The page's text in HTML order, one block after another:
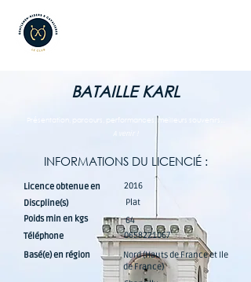
BATAILLE KARL
Présentation, parcours, performances, meilleurs souvenirs...
INFORMATIONS DU LICENCIÉ :
Licence obtenue en
2016
Discpline(s)
Plat
Poids min en kgs
64
Téléphone
0658221067
Basé(e) en région
Nord (Hauts de France et Ile
de France)